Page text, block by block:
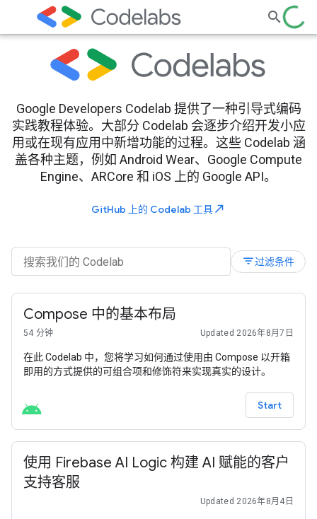
Google Developers Codelab 提供了一种引导式编码
实践教程体验。大部分 Codelab 会逐步介绍开发小应
用或在现有应用中新增功能的过程。这些 Codelab 涵
盖各种主题，例如 Android Wear、Google Compute
Engine、ARCore 和 iOS 上的 Google API。
GitHub 上的 Codelab 工具north_east
filter_list过滤条件
Compose 中的基本布局
54 分钟 Updated 2026年8月7日
在此 Codelab 中，您将学习如何通过使用由 Compose 以开箱
即用的方式提供的可组合项和修饰符来实现真实的设计。
Start
使用 Firebase AI Logic 构建 AI 赋能的客户
支持客服
Updated 2026年8月4日